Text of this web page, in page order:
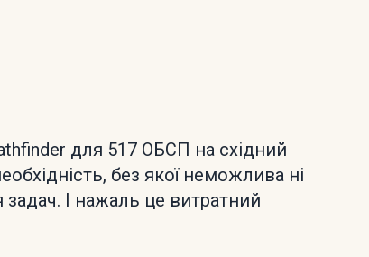
для 517 ОБСП на східний
без якої неможлива ні
задач. І нажаль це витратний